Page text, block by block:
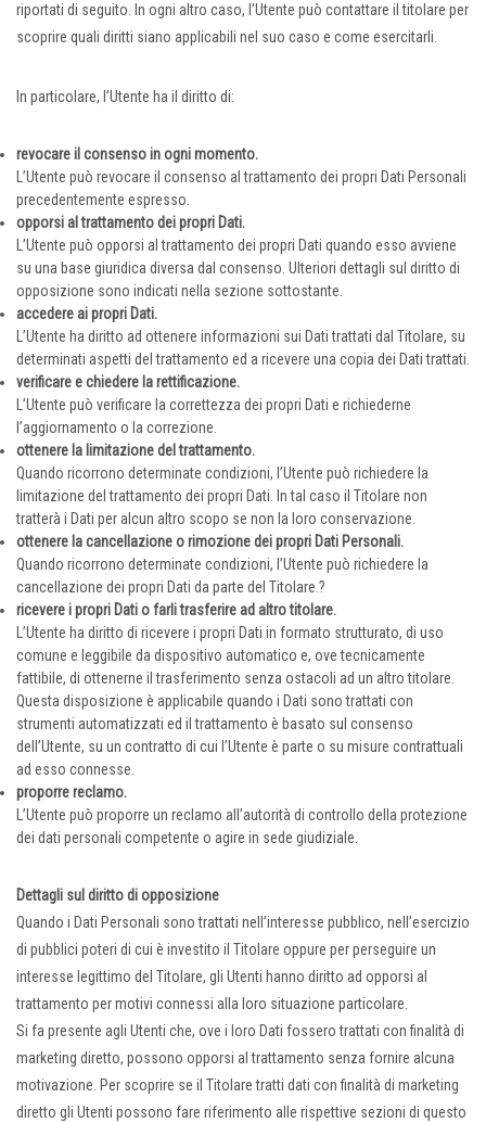
riportati di seguito. In ogni altro caso, l’Utente può contattare il titolare per
scoprire quali diritti siano applicabili nel suo caso e come esercitarli.
In particolare, l’Utente ha il diritto di:
revocare il consenso in ogni momento.
L’Utente può revocare il consenso al trattamento dei propri Dati Personali
precedentemente espresso.
opporsi al trattamento dei propri Dati.
L’Utente può opporsi al trattamento dei propri Dati quando esso avviene
su una base giuridica diversa dal consenso. Ulteriori dettagli sul diritto di
opposizione sono indicati nella sezione sottostante.
accedere ai propri Dati.
L’Utente ha diritto ad ottenere informazioni sui Dati trattati dal Titolare, su
determinati aspetti del trattamento ed a ricevere una copia dei Dati trattati.
verificare e chiedere la rettificazione.
L’Utente può verificare la correttezza dei propri Dati e richiederne
l’aggiornamento o la correzione.
ottenere la limitazione del trattamento.
Quando ricorrono determinate condizioni, l’Utente può richiedere la
limitazione del trattamento dei propri Dati. In tal caso il Titolare non
tratterà i Dati per alcun altro scopo se non la loro conservazione.
ottenere la cancellazione o rimozione dei propri Dati Personali.
Quando ricorrono determinate condizioni, l’Utente può richiedere la
cancellazione dei propri Dati da parte del Titolare.?
ricevere i propri Dati o farli trasferire ad altro titolare.
L’Utente ha diritto di ricevere i propri Dati in formato strutturato, di uso
comune e leggibile da dispositivo automatico e, ove tecnicamente
fattibile, di ottenerne il trasferimento senza ostacoli ad un altro titolare.
Questa disposizione è applicabile quando i Dati sono trattati con
strumenti automatizzati ed il trattamento è basato sul consenso
dell’Utente, su un contratto di cui l’Utente è parte o su misure contrattuali
ad esso connesse.
proporre reclamo.
L’Utente può proporre un reclamo all’autorità di controllo della protezione
dei dati personali competente o agire in sede giudiziale.
Dettagli sul diritto di opposizione
Quando i Dati Personali sono trattati nell’interesse pubblico, nell’esercizio
di pubblici poteri di cui è investito il Titolare oppure per perseguire un
interesse legittimo del Titolare, gli Utenti hanno diritto ad opporsi al
trattamento per motivi connessi alla loro situazione particolare.
Si fa presente agli Utenti che, ove i loro Dati fossero trattati con finalità di
marketing diretto, possono opporsi al trattamento senza fornire alcuna
motivazione. Per scoprire se il Titolare tratti dati con finalità di marketing
diretto gli Utenti possono fare riferimento alle rispettive sezioni di questo